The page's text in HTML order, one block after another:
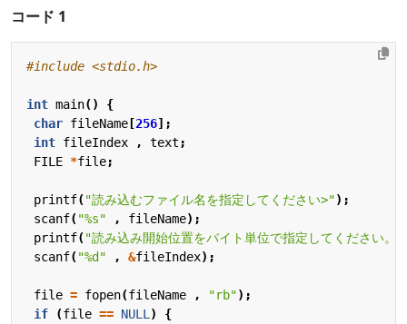
コード 1
#include <stdio.h>
int main()
{
char fileName [256];
int fileIndex , text ;
FILE *file;
printf("読み込むファイル名を指定してください>");
scanf("%s" , fileName);
printf("読み込み開始位置をバイト単位で指定してください。"
scanf("%d" , &fileIndex);
file = fopen(fileName , "rb");
if
(file == NULL )
{